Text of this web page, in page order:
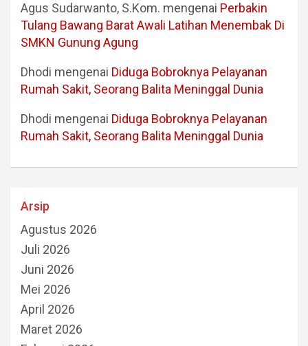
Agus Sudarwanto, S.Kom. mengenai Perbakin
Tulang Bawang Barat Awali Latihan Menembak Di
SMKN Gunung Agung
Dhodi mengenai Diduga Bobroknya Pelayanan
Rumah Sakit, Seorang Balita Meninggal Dunia
Dhodi mengenai Diduga Bobroknya Pelayanan
Rumah Sakit, Seorang Balita Meninggal Dunia
Arsip
Agustus 2026
Juli 2026
Juni 2026
Mei 2026
April 2026
Maret 2026